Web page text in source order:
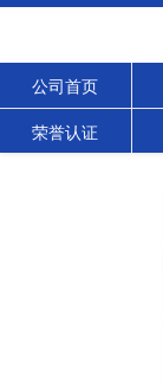
公司首页
荣誉认证